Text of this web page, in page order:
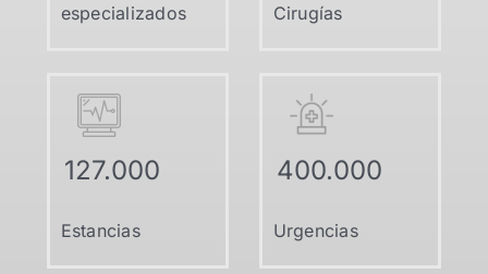
especializados
Cirugías
127.000
Estancias
400.000
Urgencias